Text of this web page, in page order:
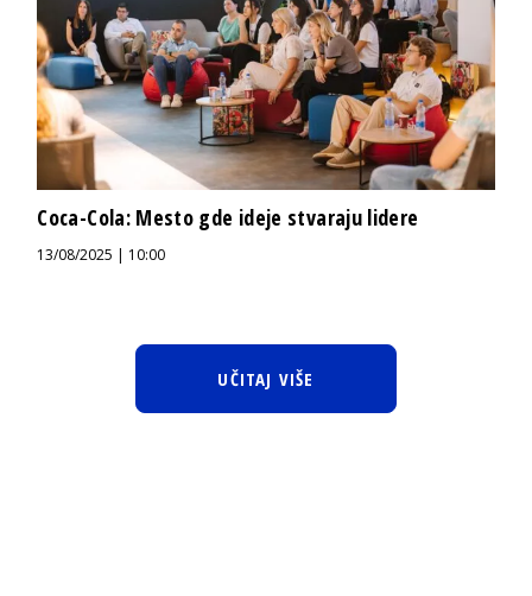
Coca-Cola: Mesto gde ideje stvaraju lidere
13/08/2025 | 10:00
UČITAJ VIŠE